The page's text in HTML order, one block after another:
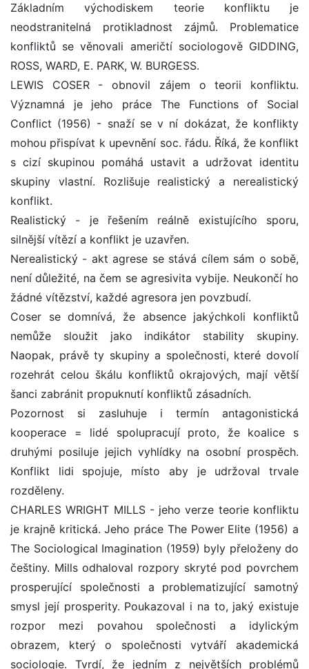
Základním východiskem teorie konfliktu je
neodstranitelná protikladnost zájmů. Problematice
konfliktů se věnovali američtí sociologově GIDDING,
ROSS, WARD, E. PARK, W. BURGESS.
LEWIS COSER - obnovil zájem o teorii konfliktu.
Významná je jeho práce The Functions of Social
Conflict (1956) - snaží se v ní dokázat, že konflikty
mohou přispívat k upevnění soc. řádu. Říká, že konflikt
s cizí skupinou pomáhá ustavit a udržovat identitu
skupiny vlastní. Rozlišuje realistický a nerealistický
konflikt.
Realistický - je řešením reálně existujícího sporu,
silnější vítězí a konflikt je uzavřen.
Nerealistický - akt agrese se stává cílem sám o sobě,
není důležité, na čem se agresivita vybije. Neukončí ho
žádné vítězství, každé agresora jen povzbudí.
Coser se domnívá, že absence jakýchkoli konfliktů
nemůže sloužit jako indikátor stability skupiny.
Naopak, právě ty skupiny a společnosti, které dovolí
rozehrát celou škálu konfliktů okrajových, mají větší
šanci zabránit propuknutí konfliktů zásadních.
Pozornost si zasluhuje i termín antagonistická
kooperace = lidé spolupracují proto, že koalice s
druhými posiluje jejich vyhlídky na osobní prospěch.
Konflikt lidi spojuje, místo aby je udržoval trvale
rozděleny.
CHARLES WRIGHT MILLS - jeho verze teorie konfliktu
je krajně kritická. Jeho práce The Power Elite (1956) a
The Sociological Imagination (1959) byly přeloženy do
češtiny. Mills odhaloval rozpory skryté pod povrchem
prosperující společnosti a problematizující samotný
smysl její prosperity. Poukazoval i na to, jaký existuje
rozpor mezi povahou společnosti a idylickým
obrazem, který o společnosti vytváří akademická
sociologie. Tvrdí, že jedním z největších problémů